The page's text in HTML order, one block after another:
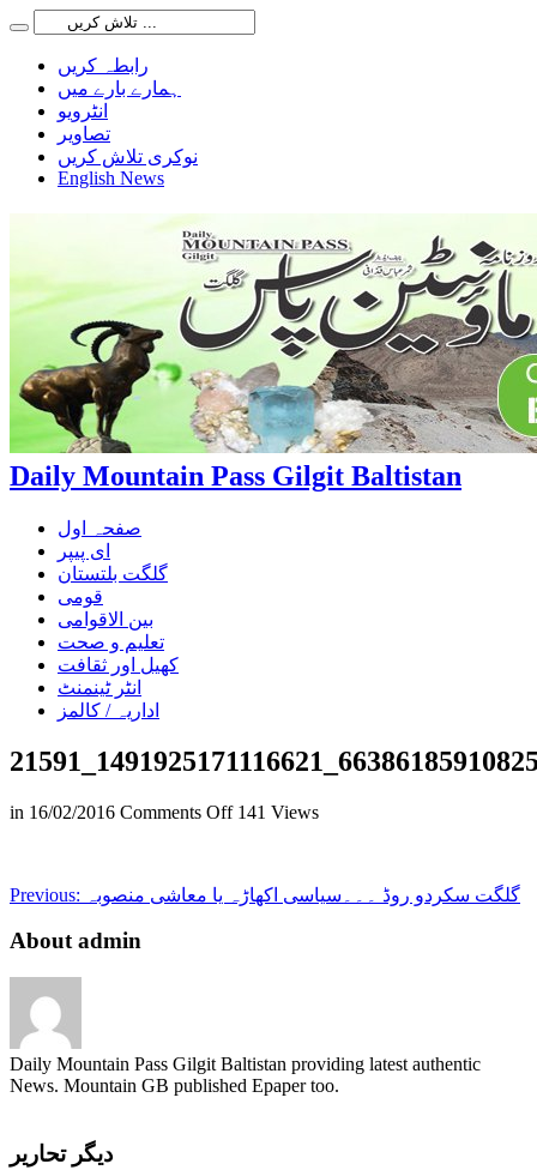
رابطہ کریں
ہمارے بارے میں
انٹرویو
تصاویر
نوکری تلاش کریں
English News
Daily Mountain Pass Gilgit Baltistan
صفحہ اول
ای پیپر
گلگت بلتستان
قومی
بین الاقوامی
تعلیم و صحت
کھیل اور ثقافت
انٹر ٹینمنٹ
اداریہ / کالمز
in 16/02/2016 Comments Offon141 Views
Previous: گلگت سکردو روڈ ۔۔۔سیاسی اکھاڑہ یا معاشی منصوبہ
About admin
Daily Mountain Pass Gilgit Baltistan providing latest authentic
News. Mountain GB published Epaper too.
دیگر تحاریر